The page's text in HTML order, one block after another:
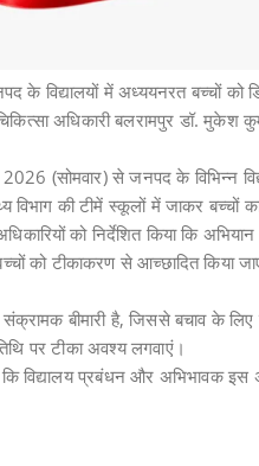
विद्यालयों में अध्ययनरत बच्चों को
अधिकारी बलरामपुर डॉ. मुकेश
(सोमवार) से जनपद के विभिन्न
विभाग की टीमें स्कूलों में जाकर बच्चों
को निर्देशित किया कि
को टीकाकरण से आच्छादित किया
संक्रामक बीमारी है, जिससे बचाव के
पर टीका अवश्य लगवाएं।
विद्यालय प्रबंधन और अभिभावक इस